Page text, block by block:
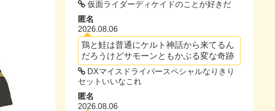
仮面ライダーディケイドのことが好きだ
匿名
2026.08.06
鶏と鮭は普通にケルト神話から来てるん
だろうけどサモーンともかぶる変な奇跡
DXマイスドライバースペシャルなりきり
セットいいなこれ
匿名
2026.08.06